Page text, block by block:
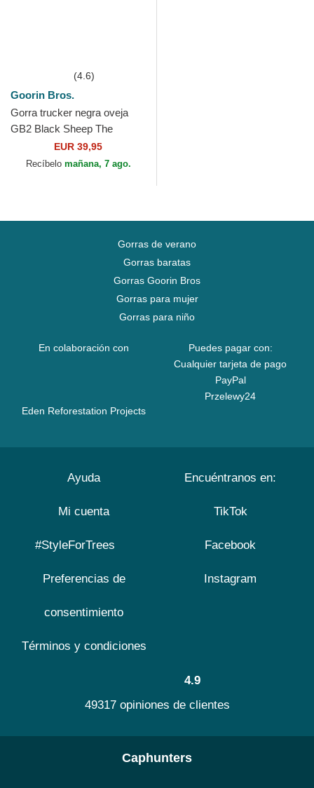
(4.6)
Goorin Bros.
Gorra trucker negra oveja
GB2 Black Sheep The
Rocker The Farm de Goorin
Bros.
EUR 39,95
Recíbelo mañana, 7 ago.
Gorras de verano
Gorras baratas
Gorras Goorin Bros
Gorras para mujer
Gorras para niño
En colaboración con
Eden Reforestation Projects
Puedes pagar con:
Cualquier tarjeta de pago
PayPal
Przelewy24
Ayuda
Mi cuenta
#StyleForTrees
Preferencias de
consentimiento
Términos y condiciones
Encuéntranos en:
TikTok
Facebook
Instagram
4.9
49317 opiniones de clientes
Caphunters